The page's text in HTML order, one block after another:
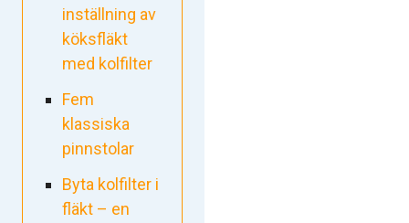
inställning av
köksfläkt
med kolfilter
Fem
klassiska
pinnstolar
Byta kolfilter i
fläkt – en